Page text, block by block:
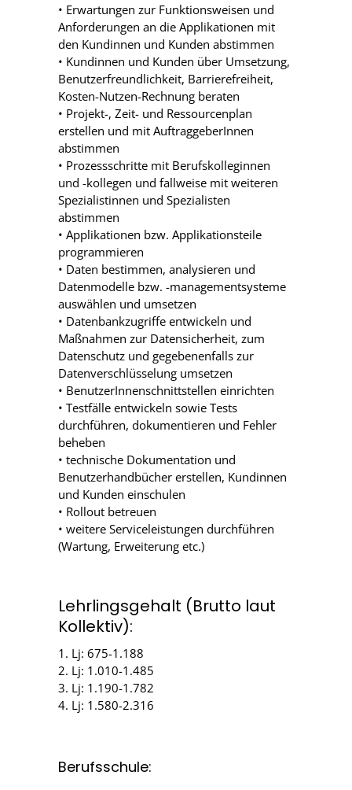
• Erwartungen zur Funktionsweisen und
Anforderungen an die Applikationen mit
den Kundinnen und Kunden abstimmen
• Kundinnen und Kunden über Umsetzung,
Benutzerfreundlichkeit, Barrierefreiheit,
Kosten-Nutzen-Rechnung beraten
• Projekt-, Zeit- und Ressourcenplan
erstellen und mit AuftraggeberInnen
abstimmen
• Prozessschritte mit Berufskolleginnen
und -kollegen und fallweise mit weiteren
Spezialistinnen und Spezialisten
abstimmen
• Applikationen bzw. Applikationsteile
programmieren
• Daten bestimmen, analysieren und
Datenmodelle bzw. -managementsysteme
auswählen und umsetzen
• Datenbankzugriffe entwickeln und
Maßnahmen zur Datensicherheit, zum
Datenschutz und gegebenenfalls zur
Datenverschlüsselung umsetzen
• BenutzerInnenschnittstellen einrichten
• Testfälle entwickeln sowie Tests
durchführen, dokumentieren und Fehler
beheben
• technische Dokumentation und
Benutzerhandbücher erstellen, Kundinnen
und Kunden einschulen
• Rollout betreuen
• weitere Serviceleistungen durchführen
(Wartung, Erweiterung etc.)
Lehrlingsgehalt (Brutto laut
Kollektiv):
1. Lj: 675-1.188
2. Lj: 1.010-1.485
3. Lj: 1.190-1.782
4. Lj: 1.580-2.316
Berufsschule: